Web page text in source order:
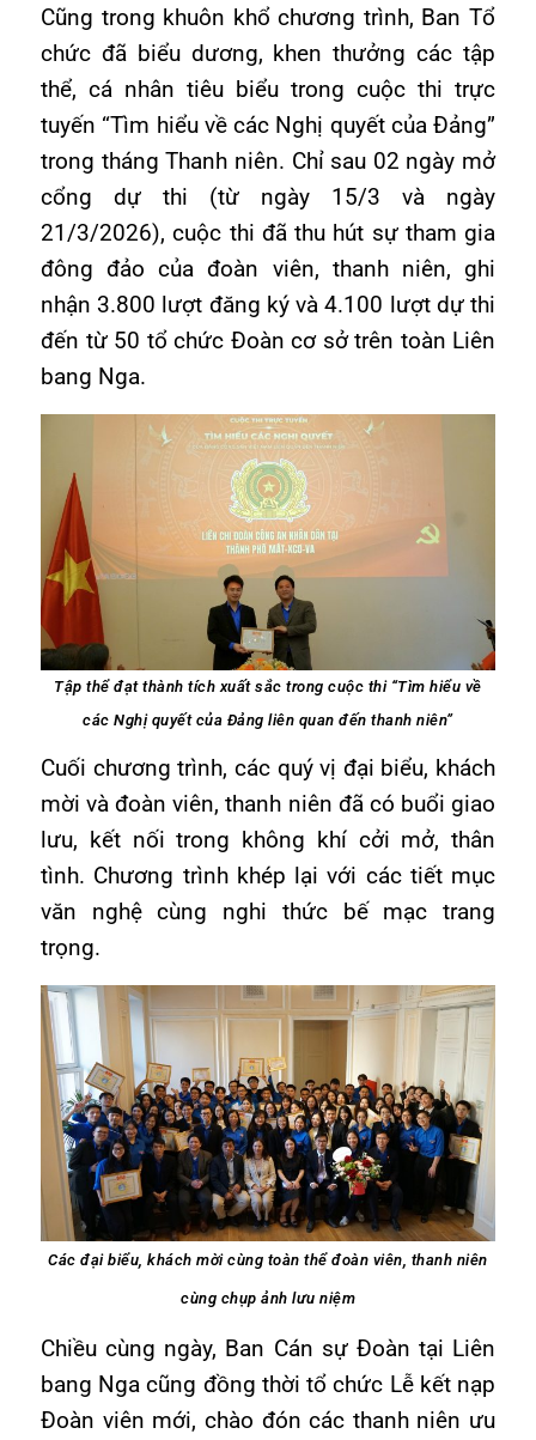
Cũng trong khuôn khổ chương trình, Ban Tổ
chức đã biểu dương, khen thưởng các tập
thể, cá nhân tiêu biểu trong cuộc thi trực
tuyến “Tìm hiểu về các Nghị quyết của Đảng”
trong tháng Thanh niên. Chỉ sau 02 ngày mở
cổng dự thi (từ ngày 15/3 và ngày
21/3/2026), cuộc thi đã thu hút sự tham gia
đông đảo của đoàn viên, thanh niên, ghi
nhận 3.800 lượt đăng ký và 4.100 lượt dự thi
đến từ 50 tổ chức Đoàn cơ sở trên toàn Liên
bang Nga.
Tập thể đạt thành tích xuất sắc trong cuộc thi “Tìm hiểu về
các Nghị quyết của Đảng liên quan đến thanh niên”
Cuối chương trình, các quý vị đại biểu, khách
mời và đoàn viên, thanh niên đã có buổi giao
lưu, kết nối trong không khí cởi mở, thân
tình. Chương trình khép lại với các tiết mục
văn nghệ cùng nghi thức bế mạc trang
trọng.
Các đại biểu, khách mời cùng toàn thể đoàn viên, thanh niên
cùng chụp ảnh lưu niệm
Chiều cùng ngày, Ban Cán sự Đoàn tại Liên
bang Nga cũng đồng thời tổ chức Lễ kết nạp
Đoàn viên mới, chào đón các thanh niên ưu